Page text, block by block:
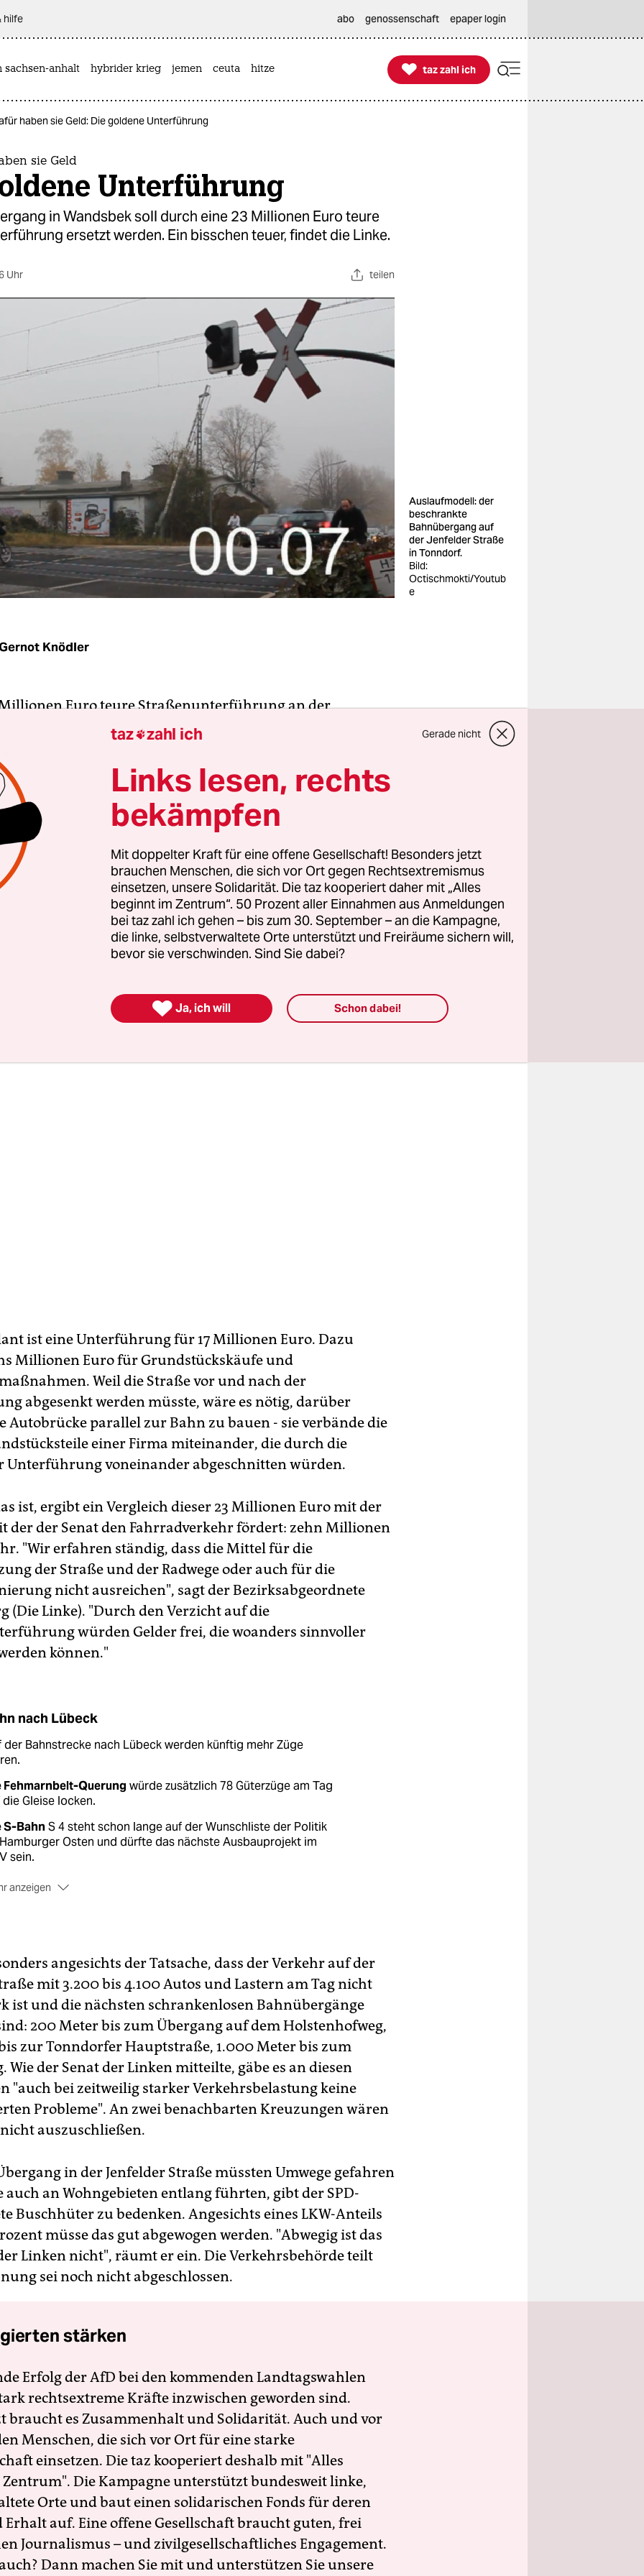
hilfe abo genossenschaft epaper login
sachsen-anhalt hybrider krieg jemen ceuta hitze 
taz zahl ich
taz zahl ich
haben sie Geld: Die goldene Unterführung
sie Geld
Unterführung
in Wandsbek soll durch eine 23 Millionen Euro teure
ersetzt werden. Ein bisschen teuer, findet die Linke.
Uhr teilen
Auslaufmodell: der
beschrankte
Bahnübergang auf
der Jenfelder Straße
in Tonndorf.
Bild:
Octischmokti/Youtub
e
Knödler
Millionen Euro teure Straßenunterführung an der
nach Lübeck nötig ist, will die Wandsbeker Linke
In einem Antrag für die Bezirksversammlung am
regt sie an, die Unterführung nur für Fußgänger und
zu bauen, so dass die Kosten viel geringer wären. "In
öffentlicher Kassen muss jedes langfristig geplante
zu Zeit auf den Prüfstand gestellt werden", findet
Vasco Schultz. Schließlich seien die ersten Pläne zehn
die Bausumme "kein Pappenstiel".
an der Jenfelder Straße ist heute mit einer
Wenn die Strecke nach Lübeck ausgebaut wird,
Schranke in Zukunft ihren Sinn. "Wenn zusätzlich zu den
die Schranke irgendwann nochmal öffnen kann", sagt
SPD-Bürgerschaftsabgeordnete Ole Thorben
ist eine Unterführung für 17 Millionen Euro. Dazu
Millionen Euro für Grundstückskäufe und
Weil die Straße vor und nach der
abgesenkt werden müsste, wäre es nötig, darüber
Autobrücke parallel zur Bahn zu bauen - sie verbände die
einer Firma miteinander, die durch die
Unterführung voneinander abgeschnitten würden.
ist, ergibt ein Vergleich dieser 23 Millionen Euro mit der
der der Senat den Fahrradverkehr fördert: zehn Millionen
"Wir erfahren ständig, dass die Mittel für die
der Straße und der Radwege oder auch für die
nicht ausreichen", sagt der Bezirksabgeordnete
(Die Linke). "Durch den Verzicht auf die
würden Gelder frei, die woanders sinnvoller
können."
nach Lübeck
der Bahnstrecke nach Lübeck werden künftig mehr Züge
Fehmarnbelt-Querung würde zusätzlich 78 Güterzüge am Tag
die Gleise locken.
S-BahnS 4 steht schon lange auf der Wunschliste der Politik
Osten und dürfte das nächste Ausbauprojekt im
sein.
anzeigen
angesichts der Tatsache, dass der Verkehr auf der
mit 3.200 bis 4.100 Autos und Lastern am Tag nicht
ist und die nächsten schrankenlosen Bahnübergänge
200 Meter bis zum Übergang auf dem Holstenhofweg,
zur Tonndorfer Hauptstraße, 1.000 Meter bis zum
Wie der Senat der Linken mitteilte, gäbe es an diesen
"auch bei zeitweilig starker Verkehrsbelastung keine
Probleme". An zwei benachbarten Kreuzungen wären
auszuschließen.
in der Jenfelder Straße müssten Umwege gefahren
auch an Wohngebieten entlang führten, gibt der SPD-
Buschhüter zu bedenken. Angesichts eines LKW-Anteils
müsse das gut abgewogen werden. "Abwegig ist das
Linken nicht", räumt er ein. Die Verkehrsbehörde teilt
sei noch nicht abgeschlossen.
stärken
Erfolg der AfD bei den kommenden Landtagswahlen
rechtsextreme Kräfte inzwischen geworden sind.
braucht es Zusammenhalt und Solidarität. Auch und vor
Menschen, die sich vor Ort für eine starke
einsetzen. Die taz kooperiert deshalb mit "Alles
Die Kampagne unterstützt bundesweit linke,
Orte und baut einen solidarischen Fonds für deren
Erhalt auf. Eine offene Gesellschaft braucht guten, frei
Journalismus – und zivilgesellschaftliches Engagement.
Dann machen Sie mit und unterstützen Sie unsere
taz zahl ich Gerade nicht
Links lesen, rechts
bekämpfen
Mit doppelter Kraft für eine offene Gesellschaft! Besonders jetzt
brauchen Menschen, die sich vor Ort gegen Rechtsextremismus
einsetzen, unsere Solidarität. Die taz kooperiert daher mit „Alles
beginnt im Zentrum“. 50 Prozent aller Einnahmen aus Anmeldungen
bei taz zahl ich gehen – bis zum 30. September – an die Kampagne,
die linke, selbstverwaltete Orte unterstützt und Freiräume sichern will,
bevor sie verschwinden. Sind Sie dabei?
 Ja, ich will Schon dabei!